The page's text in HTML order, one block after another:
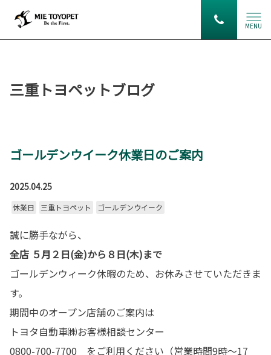
MENU
三重トヨペットブログ
ゴールデンウイーク休業日のご案内
2025.04.25
休業日 三重トヨペット ゴールデンウイーク
誠に勝手ながら、
全店 ５月２日(金)から８日(木)まで
ゴールデンウィーク休暇のため、お休みさせていただきま
す。
期間中のオープン店舗のご案内は
トヨタ自動車㈱お客様相談センター
0800-700-7700 をご利用ください（営業時間9時～17